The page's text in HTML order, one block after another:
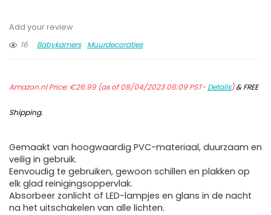
Add your review
16
Babykamers Muurdecoraties
Amazon.nl Price:€26.99(as of 08/04/2023 06:09 PST- Details)&FREE
Shipping.
Gemaakt van hoogwaardig PVC-materiaal, duurzaam en
veilig in gebruik.
Eenvoudig te gebruiken, gewoon schillen en plakken op
elk glad reinigingsoppervlak.
Absorbeer zonlicht of LED-lampjes en glans in de nacht
na het uitschakelen van alle lichten.